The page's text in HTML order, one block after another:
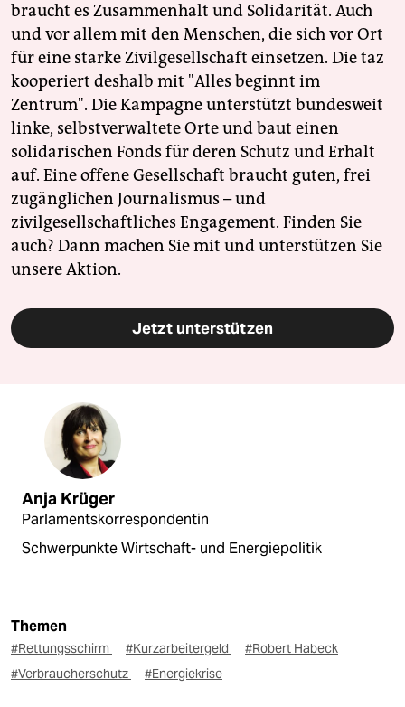
braucht es Zusammenhalt und Solidarität. Auch
und vor allem mit den Menschen, die sich vor Ort
für eine starke Zivilgesellschaft einsetzen. Die taz
kooperiert deshalb mit "Alles beginnt im
Zentrum". Die Kampagne unterstützt bundesweit
linke, selbstverwaltete Orte und baut einen
solidarischen Fonds für deren Schutz und Erhalt
auf. Eine offene Gesellschaft braucht guten, frei
zugänglichen Journalismus – und
zivilgesellschaftliches Engagement. Finden Sie
auch? Dann machen Sie mit und unterstützen Sie
unsere Aktion.
Jetzt unterstützen
Anja Krüger
Parlamentskorrespondentin
Schwerpunkte Wirtschaft- und Energiepolitik
Themen
#Rettungsschirm #Kurzarbeitergeld
#Robert Habeck
#Verbraucherschutz
#Energiekrise